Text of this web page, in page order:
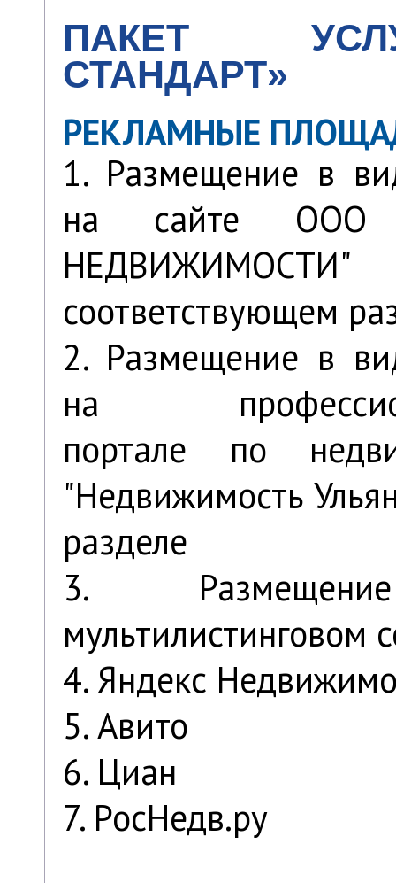
ПАКЕТ
СТАНДАРТ»
РЕКЛАМНЫЕ
1. Размещение в
на сайте ООО
соответствующем
2. Размещение в
на
портале по
"Недвижимость
разделе
3.
мультилистинговом
4. Яндекс
5. Авито
6. Циан
7. РосНедв.ру